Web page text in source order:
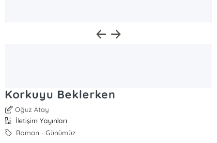
Korkuyu Beklerken
Oğuz Atay
İletişim Yayınları
Roman - Günümüz